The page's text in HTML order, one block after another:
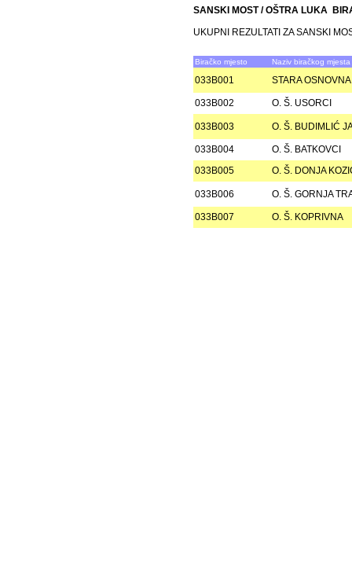
SANSKI MOST / OŠTRA LUKA
UKUPNI REZULTATI ZA SANSKI
Biračko mjesto Naziv biračkog mjesta
033B001 STARA
033B002 O. Š. USORCI
033B003 O. Š. BUDIMLIĆ
033B004
O. Š. BATKOVCI
033B005
O. Š. DONJA
033B006 O. Š. GORNJA
033B007 O. Š. KOPRIVNA